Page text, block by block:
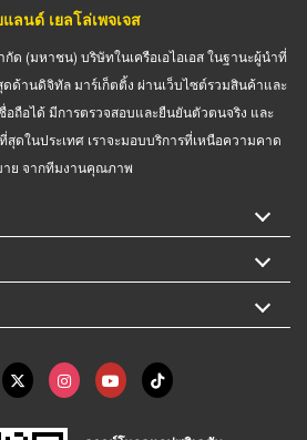
ลนด์ เยลโล่เพจเจส
ด (มหาชน) บริษัทในเครือเอไอเอส ในฐานะผู้นำที่
านดิจิทัล มาร์เก็ตติ้ง ผ่านเว็บไซต์รวมสินค้าและ
อถือได้ มีการตรวจสอบและยืนยันตัวตนจริง และ
ดในประเทศ เราจะมอบบริการที่เหนือความคาด
ย จากทีมงานคุณภาพ